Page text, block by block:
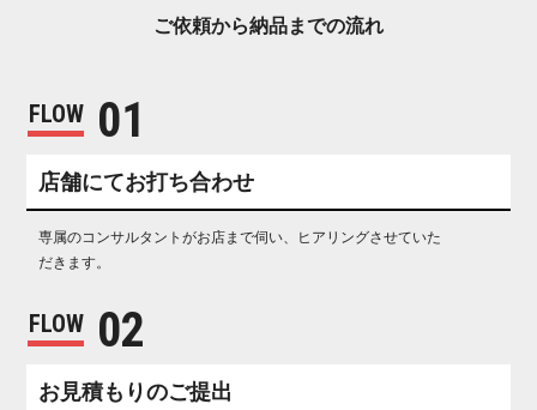
ご依頼から納品ま で の 流 れ
FLOW 0 1
店舗にてお打 ち 合 わ せ
専属のコンサルタントがお店まで伺い、ヒアリングさせていた
だ き ま す 。
FLOW 0 2
お見積もり の ご 提 出